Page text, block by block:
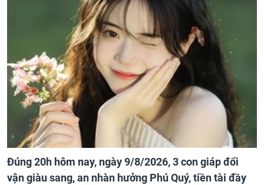
Đúng 20h hôm nay, ngày 9/8/2026, 3 con giáp đổi
vận giàu sang, an nhàn hưởng Phú Quý, tiền tài đầy